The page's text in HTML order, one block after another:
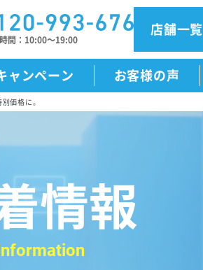
間 10:00～19:00
店舗一覧
ャンペーン お客様の声
価格に。
情報